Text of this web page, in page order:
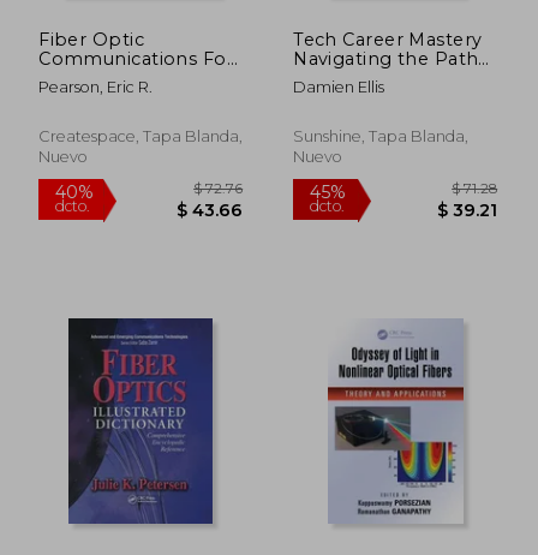
Fiber Optic
Communications For
Beginners: -The
Basics (en Inglés)
Pearson, Eric R.
Createspace, Tapa Blanda,
Nuevo
40%
dcto.
Tech Career Mastery
Navigating the Path
to Professional
Growth in the Digital
Damien Ellis
Sunshine, Tapa Blanda,
Nuevo